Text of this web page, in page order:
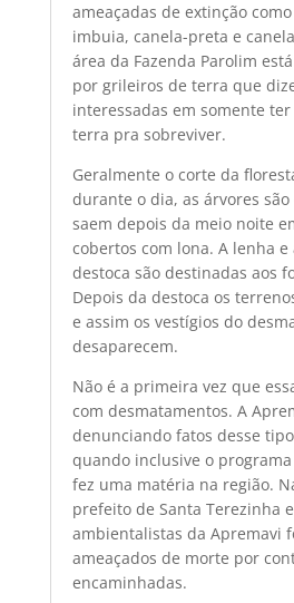
ameaçadas de extinção
imbuia, canela-preta e
área da Fazenda Parolim
por grileiros de terra que
interessadas em somente ter
terra pra sobreviver.
Geralmente o corte da
durante o dia, as árvores são
saem depois da meio noite
cobertos com lona. A lenha e
destoca são destinadas aos
Depois da destoca os
e assim os vestígios do
desaparecem.
Não é a primeira vez que
com desmatamentos. A
denunciando fatos desse
quando inclusive o
fez uma matéria na região.
prefeito de Santa Terezinha
ambientalistas da Apremavi
ameaçados de morte por
encaminhadas.